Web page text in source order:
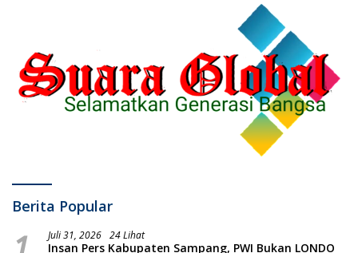
Berita Popular
Juli 31, 2026 24 Lihat
Insan Pers Kabupaten Sampang, PWI Bukan LONDO